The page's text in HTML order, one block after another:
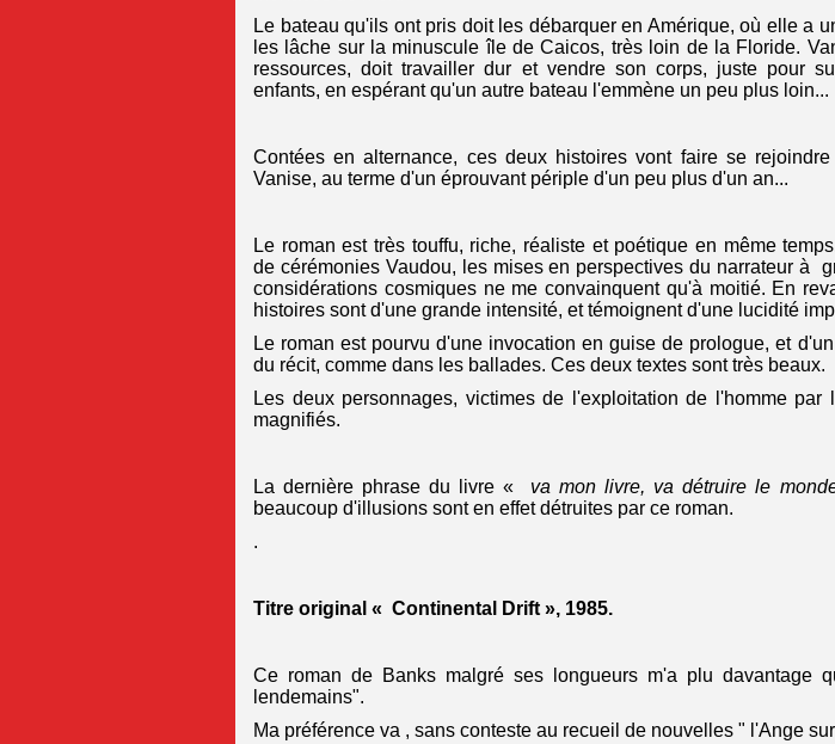
Le bateau qu'ils ont pris doit les débarquer en Amérique, où elle a
les lâche sur la minuscule île de Caicos, très loin de la Floride.
ressources, doit travailler dur et vendre son corps, juste pour
enfants, en espérant qu'un autre bateau l'emmène un peu plus loin...
Contées en alternance, ces deux histoires vont faire se
Vanise, au terme d'un éprouvant périple d'un peu plus d'un an...
Le roman est très touffu, riche, réaliste et poétique en même
de cérémonies Vaudou, les mises en perspectives du narrateur à
considérations cosmiques ne me convainquent qu'à moitié. En
histoires sont d'une grande intensité, et témoignent d'une lucidité
Le roman est pourvu d'une invocation en guise de prologue, et
du récit, comme dans les ballades. Ces deux textes sont très beaux.
Les deux personnages, victimes de l'exploitation de l'homme par
magnifiés.
La dernière phrase du livre « va mon livre, va détruire le
beaucoup d'illusions sont en effet détruites par ce roman.
.
Titre original « Continental Drift », 1985.
Ce roman de Banks malgré ses longueurs m'a plu davantage
lendemains".
Ma préférence va , sans conteste au recueil de nouvelles " l'Ange